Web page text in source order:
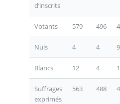
d’inscrits
Votants 579 496
Nuls 4 4 9
Blancs 12 4
Suffrages
exprimés
563 488